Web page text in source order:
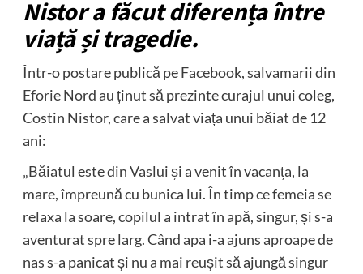
Nistor a făcut diferența între
viață și tragedie.
Într-o postare publică pe Facebook, salvamarii din
Eforie Nord au ținut să prezinte curajul unui coleg,
Costin Nistor, care a salvat viața unui băiat de 12
ani:
„Băiatul este din Vaslui și a venit în vacanța, la
mare, împreună cu bunica lui. În timp ce femeia se
relaxa la soare, copilul a intrat în apă, singur, și s-a
aventurat spre larg. Când apa i-a ajuns aproape de
nas s-a panicat și nu a mai reușit să ajungă singur